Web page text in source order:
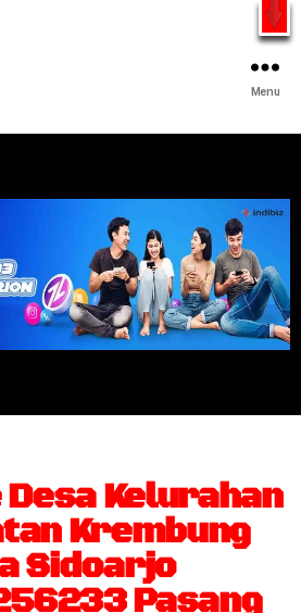
Bayar PDD2 | WiFi 200Rb an By
Menu
Kelurahan
Krembung
Sidoarjo
Pasang